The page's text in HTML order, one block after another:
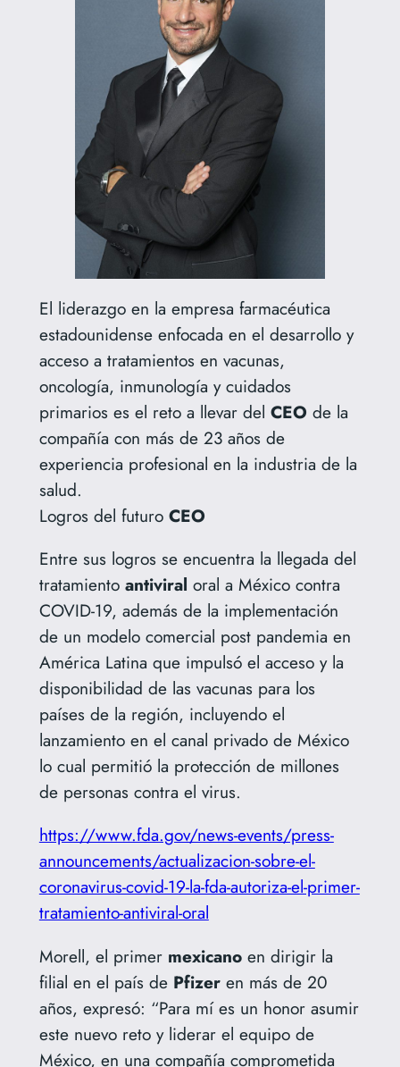
El liderazgo en la empresa farmacéutica
estadounidense enfocada en el desarrollo y
acceso a tratamientos en vacunas,
oncología, inmunología y cuidados
primarios es el reto a llevar del CEO de la
compañía con más de 23 años de
experiencia profesional en la industria de la
salud.
Logros del futuro CEO
Entre sus logros se encuentra la llegada del
tratamiento antiviral oral a México contra
COVID-19, además de la implementación
de un modelo comercial post pandemia en
América Latina que impulsó el acceso y la
disponibilidad de las vacunas para los
países de la región, incluyendo el
lanzamiento en el canal privado de México
lo cual permitió la protección de millones
de personas contra el virus.
https://www.fda.gov/news-events/press-
announcements/actualizacion-sobre-el-
coronavirus-covid-19-la-fda-autoriza-el-primer-
tratamiento-antiviral-oral
Morell, el primer mexicanoen dirigir la
filial en el país de Pfizeren más de 20
años, expresó: “Para mí es un honor asumir
este nuevo reto y liderar el equipo de
México, en una compañía comprometida